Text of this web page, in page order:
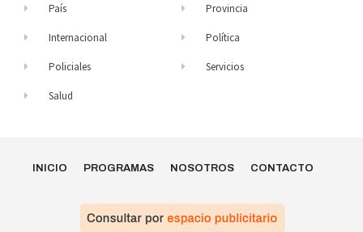
País
Internacional
Policiales
Salud
Provincia
Política
Servicios
INICIO PROGRAMAS NOSOTROS CONTACTO